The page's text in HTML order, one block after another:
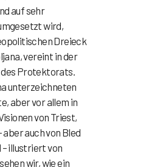
auf sehr
wird,
Dreieck
vereint in der
Protektorats.
unterzeichneten
aber vor allem in
von Triest,
aber auch von Bled
– illustriert von
wir, wie ein